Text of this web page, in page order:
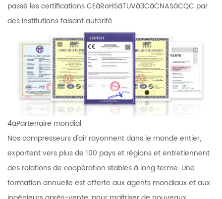
passé les certifications CEãRoHSãTUVã3CãCNASãCQC par
des institutions faisant autorité.
4ãPartenaire mondial
Nos compresseurs d'air rayonnent dans le monde entier,
exportent vers plus de 100 pays et régions et entretiennent
des relations de coopération stables à long terme. Une
formation annuelle est offerte aux agents mondiaux et aux